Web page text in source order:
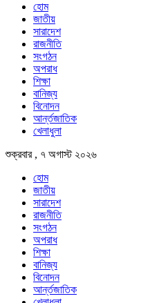
হোম
জাতীয়
সারাদেশ
রাজনীতি
সংগঠন
অপরাধ
শিক্ষা
বানিজ্য
বিনোদন
আর্ন্তজাতিক
খেলাধুলা
শুক্রবার , ৭ অগাস্ট ২০২৬
হোম
জাতীয়
সারাদেশ
রাজনীতি
সংগঠন
অপরাধ
শিক্ষা
বানিজ্য
বিনোদন
আর্ন্তজাতিক